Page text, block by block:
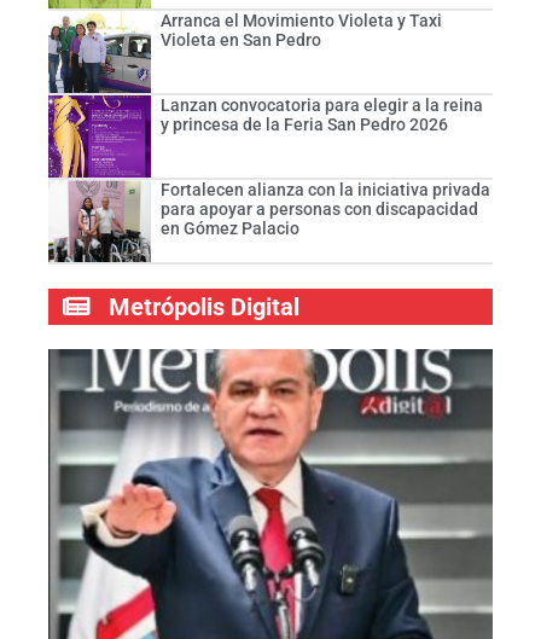
Arranca el Movimiento Violeta y Taxi
Violeta en San Pedro
Lanzan convocatoria para elegir a la reina
y princesa de la Feria San Pedro 2026
Fortalecen alianza con la iniciativa privada
para apoyar a personas con discapacidad
en Gómez Palacio
Metrópolis Digital